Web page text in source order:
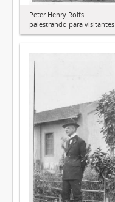
Peter Henry Rolfs
palestrando para visitantes